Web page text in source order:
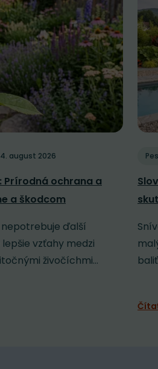
august 2026
Prírodná ochrana a
a škodcom
ďalší
vzťahy medzi
živočíchmi...